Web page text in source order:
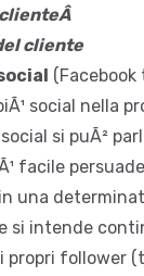
cliente
social nella
si puÃ²
facile
una
si intende
propri follower